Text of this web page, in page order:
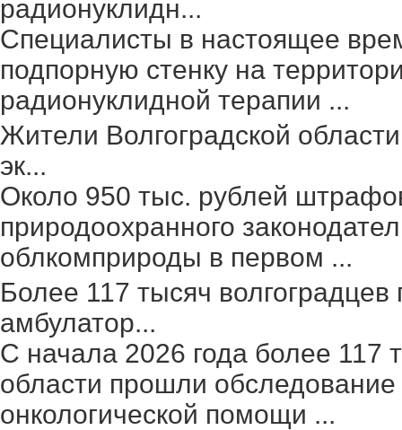
радионуклидн...
Специалисты в настоящее
подпорную стенку на
радионуклидной терапии ...
Жители Волгоградской
эк...
Около 950 тыс. рублей
природоохранного
облкомприроды в первом ...
Более 117 тысяч
амбулатор...
С начала 2026 года более 117
области прошли
онкологической помощи ...